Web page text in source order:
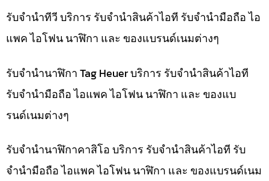
รับจำนำทีวี บริการ รับจำนำสินค้าไอที รับจำนำมือถือ ไอ
แพค ไอโฟน นาฬิกา และ ของแบรนด์เนมต่างๆ
รับจำนำนาฬิกา Tag Heuer บริการ รับจำนำสินค้าไอที
รับจำนำมือถือ ไอแพค ไอโฟน นาฬิกา และ ของแบ
รนด์เนมต่างๆ
รับจำนำนาฬิกาคาสิโอ บริการ รับจำนำสินค้าไอที รับ
จำนำมือถือ ไอแพค ไอโฟน นาฬิกา และ ของแบรนด์เนม